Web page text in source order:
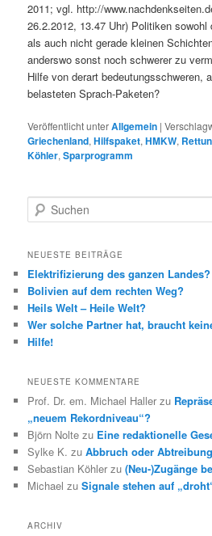
2011; vgl. http://
26.2.2012, 13.47 Uhr) Politiken
als auch nicht gerade kleinen
anderswo sonst noch schwerer zu
Hilfe von derart bedeutungsschweren,
belasteten Sprach-Paketen?
Veröffentlicht unterAllgemein |
Griechenland,Hilfspaket,HMKW,
Köhler,Sparprogramm
Suchen
NEUESTE BEITRÄGE
Elektrifizierung des ganzen Landes?
Bolivien auf dem rechten Weg?
Heils Welt – Heile Welt?
Wer solche Partner hat, braucht
Hilfe!
NEUESTE KOMMENTARE
Prof. Dr. em. Michael Haller zu
„neuem Rekordniveau“?
Björn Nolte zu Eine redaktionelle
Sylke K. zuAbbruch oder
Sebastian Köhler zu(Neu-)Zugänge
Michael zuSignale stehen auf
ARCHIV